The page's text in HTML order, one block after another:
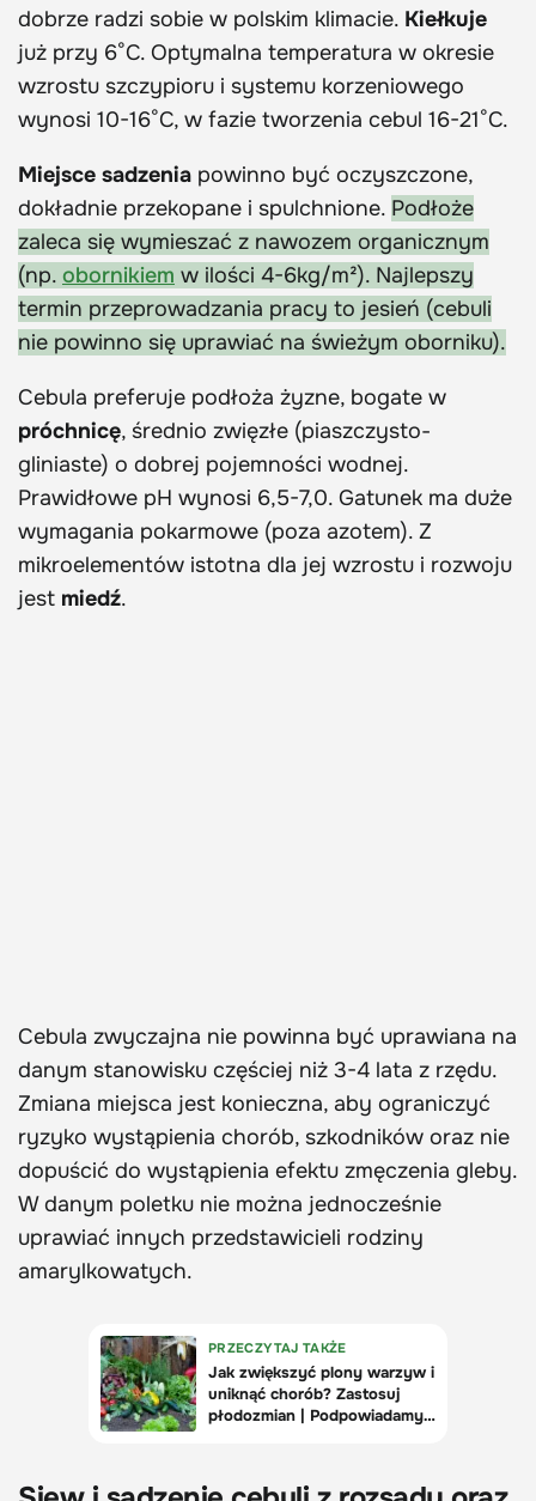
dobrze radzi sobie w polskim klimacie. Kiełkuje
już przy 6°C. Optymalna temperatura w okresie
wzrostu szczypioru i systemu korzeniowego
wynosi 10-16°C, w fazie tworzenia cebul 16-21°C.
Miejsce sadzenia powinno być oczyszczone,
dokładnie przekopane i spulchnione. Podłoże
zaleca się wymieszać z nawozem organicznym
(np. obornikiem w ilości 4-6kg/m²). Najlepszy
termin przeprowadzania pracy to jesień (cebuli
nie powinno się uprawiać na świeżym oborniku).
Cebula preferuje podłoża żyzne, bogate w
próchnicę, średnio zwięzłe (piaszczysto-
gliniaste) o dobrej pojemności wodnej.
Prawidłowe pH wynosi 6,5-7,0. Gatunek ma duże
wymagania pokarmowe (poza azotem). Z
mikroelementów istotna dla jej wzrostu i rozwoju
jest miedź.
Cebula zwyczajna nie powinna być uprawiana na
danym stanowisku częściej niż 3-4 lata z rzędu.
Zmiana miejsca jest konieczna, aby ograniczyć
ryzyko wystąpienia chorób, szkodników oraz nie
dopuścić do wystąpienia efektu zmęczenia gleby.
W danym poletku nie można jednocześnie
uprawiać innych przedstawicieli rodziny
amarylkowatych.